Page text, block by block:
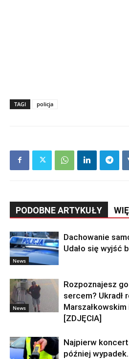
TAGI policja
PODOBNE ARTYKUŁY
News
Dachowanie
Udało się wyjść
News
Rozpoznajesz
sercem? Ukradł
[ZDJĘCIA]
Najpierw
później